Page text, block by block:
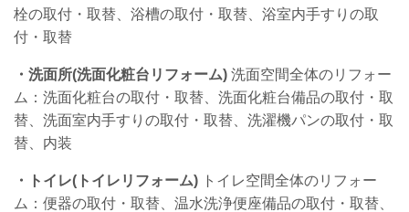
栓の取付・取替、浴槽の取付・取替、浴室内手すりの取
付・取替
・洗面所(洗面化粧台リフォーム) 洗面空間全体のリフォー
ム：洗面化粧台の取付・取替、洗面化粧台備品の取付・取
替、洗面室内手すりの取付・取替、洗濯機パンの取付・取
替、内装
・トイレ( トイレリフォーム) トイレ空間全体のリフォー
ム：便器の取付・取替、温水洗浄便座備品の取付・取替、